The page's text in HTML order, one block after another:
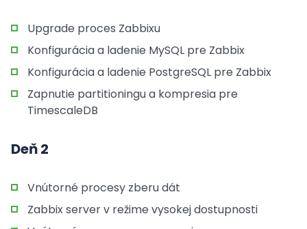
Upgrade proces Zabbixu
Konfigurácia a ladenie MySQL pre Zabbix
Konfigurácia a ladenie PostgreSQL pre Zabbix
Zapnutie partitioningu a kompresia pre
TimescaleDB
Deň 2
Vnútorné procesy zberu dát
Zabbix server v režime vysokej dostupnosti